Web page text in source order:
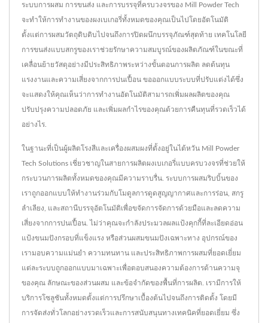
ระบบการผสม การขนส่ง และการบรรจุที่ครบวงจรของ Mill Powder Tech
จะทำให้การทำงานของผงเบเกอรี่ทั้งหมดของคุณเป็นไปโดยอัตโนมัติ
ตั้งแต่การผสมวัตถุดิบดิบไปจนถึงการปิดผนึกบรรจุภัณฑ์สุดท้าย เทคโนโลยี
การขนส่งแบบสกรูของเราช่วยรักษาความสมบูรณ์ของผลิตภัณฑ์ในขณะที่
เคลื่อนย้ายวัสดุอย่างมีประสิทธิภาพระหว่างขั้นตอนการผลิต ลดต้นทุน
แรงงานและความเสี่ยงจากการปนเปื้อน ขอออกแบบระบบที่ปรับแต่งได้ซึ่ง
จะแสดงให้คุณเห็นว่าการทำงานอัตโนมัติสามารถเพิ่มผลผลิตของคุณ
ปรับปรุงความปลอดภัย และเพิ่มผลกำไรของคุณด้วยการคืนทุนที่รวดเร็วได้
อย่างไร.
ในฐานะที่เป็นผู้ผลิตโรงสีและเครื่องผสมผงที่ตั้งอยู่ในไต้หวัน Mill Powder
Tech Solutions เชี่ยวชาญในสายการผลิตผงเบเกอรี่แบบครบวงจรที่ช่วยให้
กระบวนการผลิตทั้งหมดของคุณมีความราบรื่น. ระบบการผสมริบบิ้นของ
เราถูกออกแบบให้ทำงานร่วมกับโมดูลการดูดสูญญากาศและการร่อน, สกรู
ลำเลียง, และสถานีบรรจุอัตโนมัติเพื่อขจัดการจัดการด้วยมือและลดความ
เสี่ยงจากการปนเปื้อน. ไม่ว่าคุณจะกำลังประมวลผลแป้งคุกกี้ที่ละเอียดอ่อน
แป้งขนมปังกรอบที่แข็งแรง หรือส่วนผสมขนมปังเฉพาะทาง อุปกรณ์ของ
เรามอบความแม่นยำ ความทนทาน และประสิทธิภาพการผสมที่ยอดเยี่ยม
แต่ละระบบถูกออกแบบมาเฉพาะเพื่อตอบสนองความต้องการด้านความจุ
ของคุณ ลักษณะของส่วนผสม และข้อจำกัดของพื้นที่การผลิต. เรามีการให้
บริการโซลูชันทั้งหมดตั้งแต่การปรึกษาเบื้องต้นไปจนถึงการติดตั้ง โดยมี
การจัดส่งทั่วโลกอย่างรวดเร็วและการสนับสนุนทางเทคนิคที่ยอดเยี่ยม ซึ่ง